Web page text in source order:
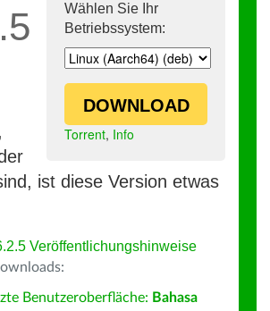
Wählen Sie Ihr
Betriebssystem:
DOWNLOAD
Torrent, Info
ist diese Version etwas
Veröffentlichungshinweise
Benutzeroberfläche: Bahasa